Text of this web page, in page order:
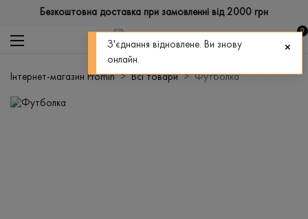
Безкоштовна доставка при замовленні від 2000 грн
0
Інтернет-магазин Promin Всі товари Футболка
З'єднання відновлене. Ви знову
онлайн.